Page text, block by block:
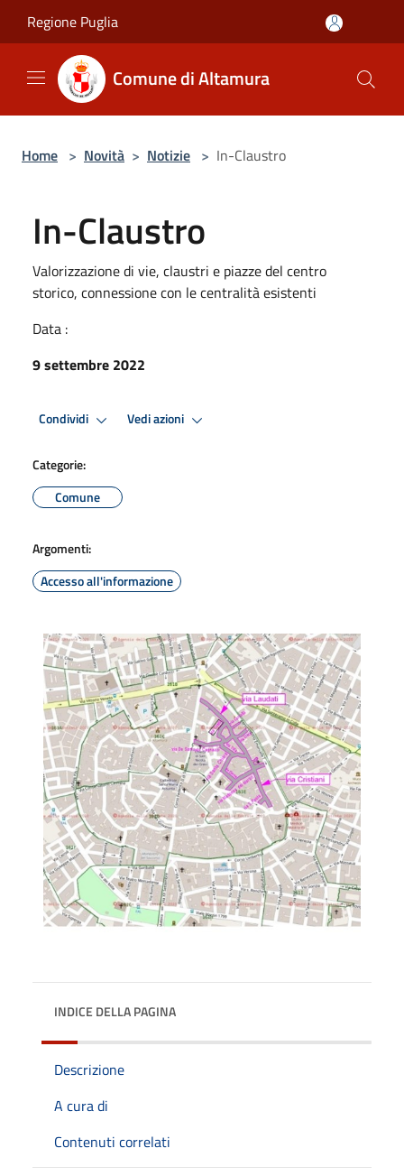
Regione Puglia
Comune di Altamura
Home > Novità > Notizie > In-Claustro
In-Claustro
Valorizzazione di vie, claustri e piazze del centro
storico, connessione con le centralità esistenti
Data :
9 settembre 2022
Condividi Vedi azioni
Categorie:
Comune
Argomenti:
Accesso all'informazione
INDICE DELLA PAGINA
Descrizione
A cura di
Contenuti correlati